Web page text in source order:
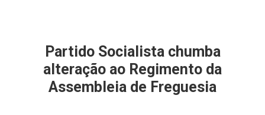
Partido Socialista chumba
alteração ao Regimento da
Assembleia de Freguesia